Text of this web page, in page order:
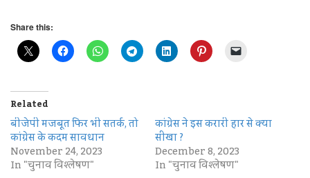
Share this:
Related
बीजेपी मजबूत फिर भी सतर्क, तो
कांग्रेस के कदम सावधान
November 24, 2023
In "चुनाव विश्लेषण"
कांग्रेस ने इस करारी हार से क्या
सीखा ?
December 8, 2023
In "चुनाव विश्लेषण"